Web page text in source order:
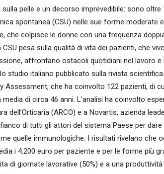
sulla pelle e un decorso imprevedibile: sono oltre
spontanea (CSU) nelle sue forme moderate
che colpisce le donne con una frequenza
pesa sulla qualità di vita dei pazienti, che
affrontano ostacoli quotidiani nel lavoro e
studio italiano pubblicato sulla rivista
Assessment, che ha coinvolto 122 pazienti, di
di circa 46 anni. L’analisi ha coinvolto
dell’Orticaria (ARCO) e a Novartis, azienda
di tutti gli attori del sistema Paese per
quelle immunologiche. I risultati rivelano che
i 4.200 euro per paziente e per le forme più
di giornate lavorative (50%) e a una